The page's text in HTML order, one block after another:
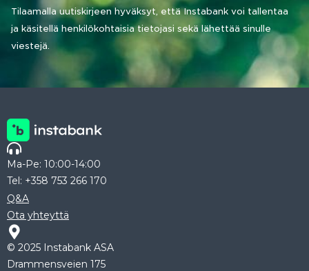
Tilaamalla uutiskirjeen hyväksyt, että Instabank voi tallentaa
ja käsitellä henkilökohtaisia tietojasi sekä lähettää sinulle
viestejä.
Ma-Pe: 10:00-14:00
Tel: +358 753 266 170
Q&A
Ota yhteyttä
© 2025 Instabank ASA
Drammensveien 175